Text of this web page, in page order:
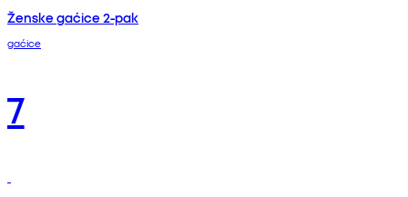
Ženske gaćice 2-pak
gaćice
7